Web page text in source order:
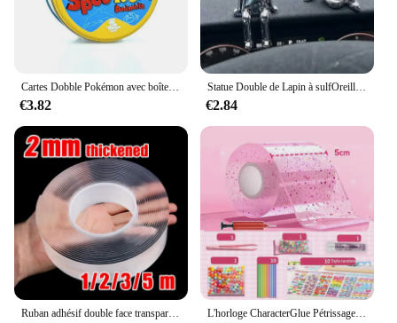
Cartes Dobble Pokémon avec boîte en métal pour enfants, Pikachu Spot It, jeu de société familial, sports rouges, animaux, vacances, camping, cadeaux
€3.82
Statue Double de Lapin à sulfOreilles, Accessoires de Décoration de Dessin Animé, Salon, Chambre à Coucher, Voiture, Bureau, 2 Pièces
€2.84
Ruban adhésif double face transparent épaissi, autocollants muraux étanches, rubans de décoration réutilisables, degré de chaleur, 2mm, 1 m, 2m, 3 m, 5m L'horloge CharacterGlue Pétrissage Musique Soufflant Bulle Ensemble Complet De CharacterTape Double Face Pâte Soufflant Bulle Décompression Jouets Autocollant